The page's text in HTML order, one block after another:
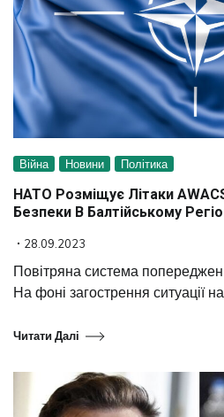
Війна Новини Політика
НАТО Розміщує Літаки
Безпеки В Балтійському
28.09.2023
Повітряна система
На фоні загострення ситуації
Читати Далі